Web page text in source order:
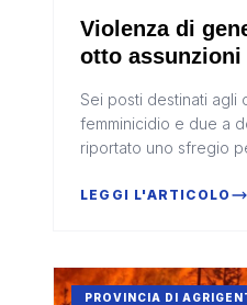
Violenza di
otto assunzioni
Sei posti destinati agli
femminicidio e due a
riportato uno sfregio
domande presentate
LEGGI L'ARTICOLO
PROVINCIA DI